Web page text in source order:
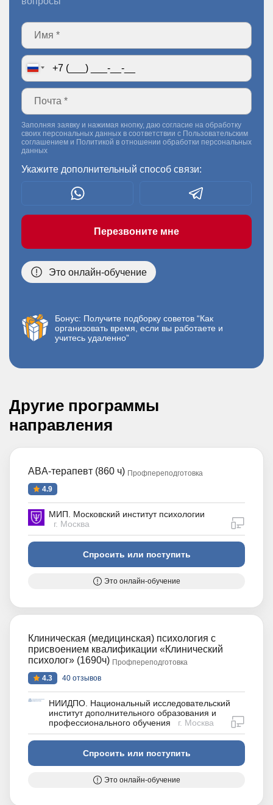
Бонус: Получите подборку советов “Как
организовать время, если вы работаете и
учитесь удаленно”
Заполняя заявку и нажимая кнопку, даю согласие на обработку
своих персональных данных в соответствии с Пользовательским
соглашением и Политикой в отношении обработки персональных
данных
Укажите дополнительный способ связи:
Перезвоните мне
Это онлайн-обучение
Другие программы
направления
ABA-терапевт (860 ч) Профпереподготовка
4.9
МИП. Московский институт психологии
г. Москва
Спросить или поступить
Это онлайн-обучение
Клиническая (медицинская) психология с
присвоением квалификации «Клинический
психолог» (1690ч) Профпереподготовка
4.3
40 отзывов
НИИДПО. Национальный исследовательский
институт дополнительного образования и
профессионального обучения
г. Москва
Спросить или поступить
Это онлайн-обучение